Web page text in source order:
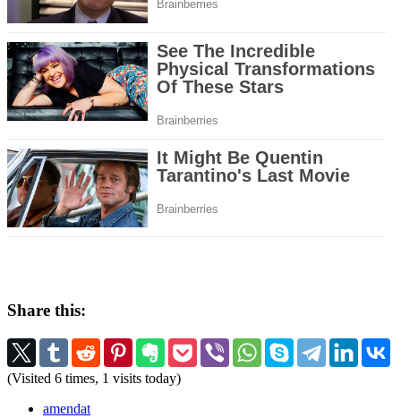
Share this:
(Visited 6 times, 1 visits today)
amendat